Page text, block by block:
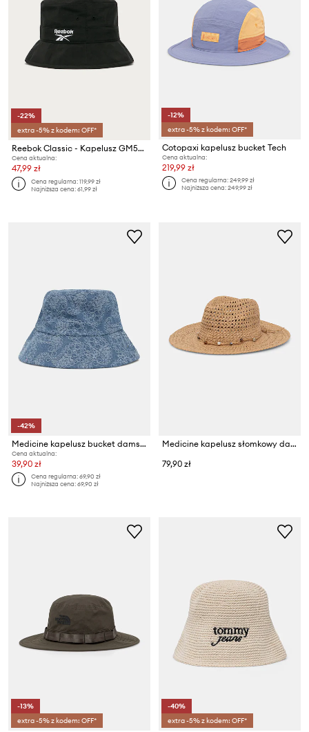
-22%
extra -5% z kodem: OFF*
Reebok Classic - Kapelusz GM5866
Cena aktualna:
47,99 zł
Cena regularna:119,99 zł
Najniższa cena:61,99 zł
-12%
extra -5% z kodem: OFF*
Cotopaxi kapelusz bucket Tech
Cena aktualna:
219,99 zł
Cena regularna:249,99 zł
Najniższa cena:249,99 zł
-42%
Medicine kapelusz bucket damski bawełniany
Cena aktualna:
39,90 zł
Cena regularna:69,90 zł
Najniższa cena:69,90 zł
Medicine kapelusz słomkowy damski pleciony
79,90 zł
-13%
extra -5% z kodem: OFF*
-40%
extra -5% z kodem: OFF*